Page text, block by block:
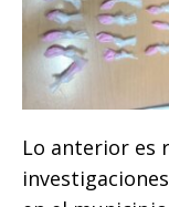
Lo anterior es